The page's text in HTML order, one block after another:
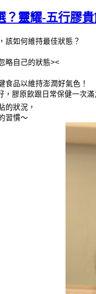
？靈耀-五行膠
該如何維持最佳狀態？
略自己的狀態><
食品以維持澎潤好氣色！
，膠原飲跟日常保健一次
的狀況，
習慣～